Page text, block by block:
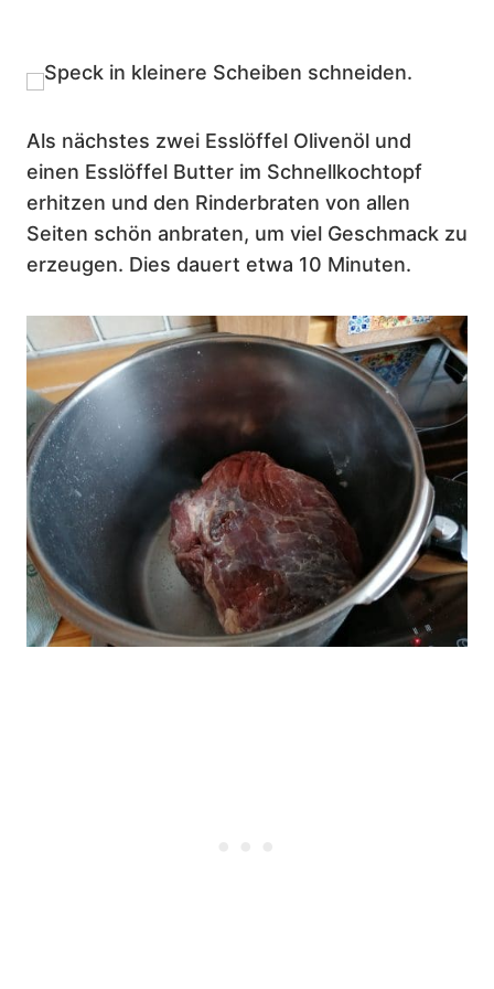
Als nächstes zwei Esslöffel Olivenöl und
einen Esslöffel Butter im Schnellkochtopf
erhitzen und den Rinderbraten von allen
Seiten schön anbraten, um viel Geschmack zu
erzeugen. Dies dauert etwa 10 Minuten.